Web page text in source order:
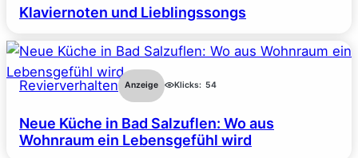
Klaviernoten und Lieblingssongs
Revierverhalten Anzeige Klicks: 54
Neue Küche in Bad Salzuflen: Wo aus
Wohnraum ein Lebensgefühl wird